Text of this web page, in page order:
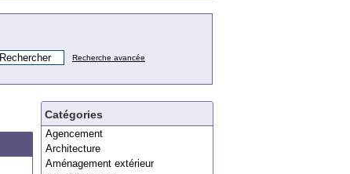
Recherche avancée
Catégories
Agencement
Architecture
Aménagement extérieur